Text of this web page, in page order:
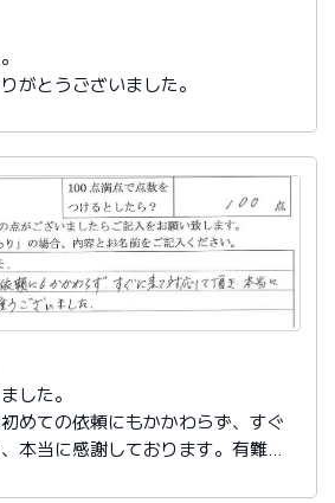
がとうございました。
した。
めての依頼にもかかわらず、すぐ
本当に感謝しております。有難う